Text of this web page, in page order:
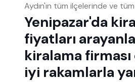
Aydın'ın tüm ilçelerinde ve
Yenipazar'da
fiyatları
kiralama
iyi rakamlarla